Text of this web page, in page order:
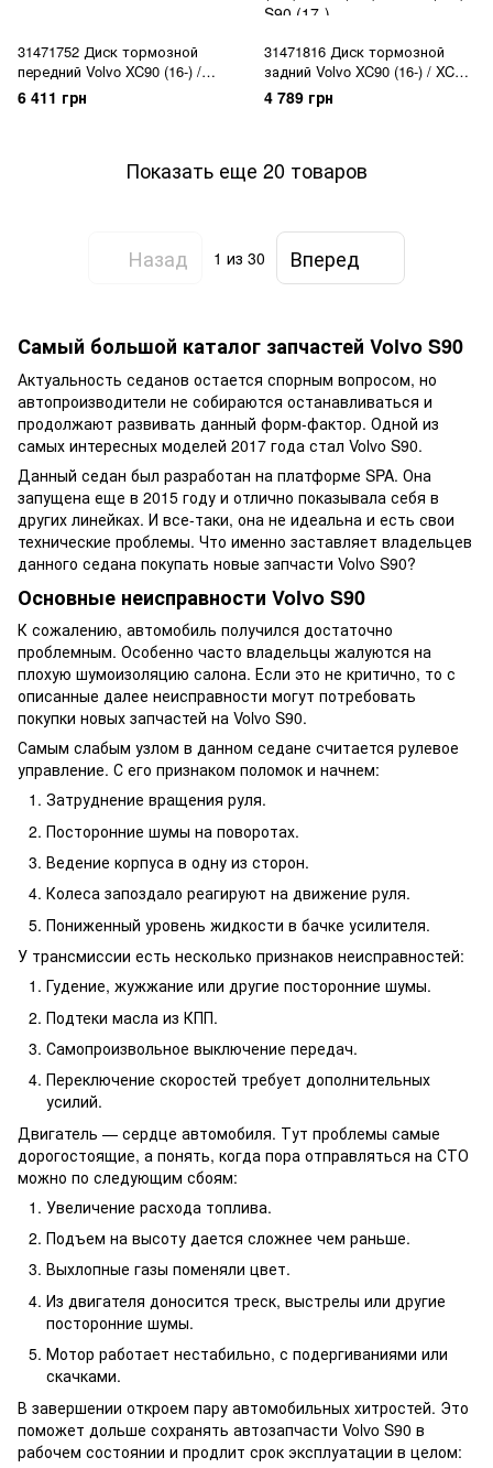
31471752 Диск тормозной
передний Volvo XC90 (16-) /
XC60 (18-) / XC40 (18-) / V90 CC
(17-) / V90 (17-) / V60 CC (19-) /
6 411 грн
31471816 Диск тормозной
задний Volvo XC90 (16-) / XC60
(18-) / V90 CC (17-) / V90 (17-) /
V60 CC (19-) / V60 (19-) / S90L
/ V90 (17-) / V60 CC (19-) / V60
(19-) / S90L (19-) / S90 (17-)
4 789 грн
Показать еще 20 товаров
Назад 1 из 30 Вперед
Самый большой каталог запчастей Volvo S90
Актуальность седанов остается спорным вопросом, но
автопроизводители не собираются останавливаться и
продолжают развивать данный форм-фактор. Одной из
самых интересных моделей 2017 года стал Volvo S90.
Данный седан был разработан на платформе SPA. Она
запущена еще в 2015 году и отлично показывала себя в
других линейках. И все-таки, она не идеальна и есть свои
технические проблемы. Что именно заставляет владельцев
данного седана покупать новые запчасти Volvo S90?
Основные неисправности Volvo S90
К сожалению, автомобиль получился достаточно
проблемным. Особенно часто владельцы жалуются на
плохую шумоизоляцию салона. Если это не критично, то с
описанные далее неисправности могут потребовать
покупки новых запчастей на Volvo S90.
Самым слабым узлом в данном седане считается рулевое
управление. С его признаком поломок и начнем:
Затруднение вращения руля.
Посторонние шумы на поворотах.
Ведение корпуса в одну из сторон.
Колеса запоздало реагируют на движение руля.
Пониженный уровень жидкости в бачке усилителя.
У трансмиссии есть несколько признаков неисправностей:
Гудение, жужжание или другие посторонние шумы.
Подтеки масла из КПП.
Самопроизвольное выключение передач.
Переключение скоростей требует дополнительных
усилий.
Двигатель — сердце автомобиля. Тут проблемы самые
дорогостоящие, а понять, когда пора отправляться на СТО
можно по следующим сбоям:
Увеличение расхода топлива.
Подъем на высоту дается сложнее чем раньше.
Выхлопные газы поменяли цвет.
Из двигателя доносится треск, выстрелы или другие
посторонние шумы.
Мотор работает нестабильно, с подергиваниями или
скачками.
В завершении откроем пару автомобильных хитростей. Это
поможет дольше сохранять автозапчасти Volvo S90 в
рабочем состоянии и продлит срок эксплуатации в целом: